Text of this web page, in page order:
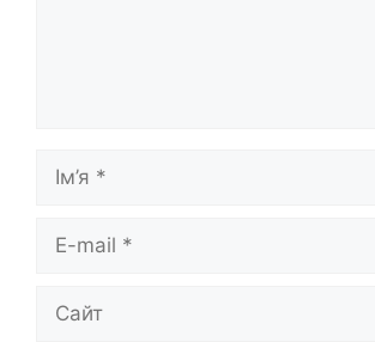
Ім’я
Сайт